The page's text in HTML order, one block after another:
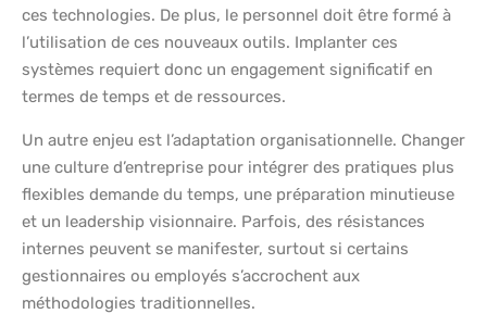
ces technologies. De plus, le personnel doit être formé à
l’utilisation de ces nouveaux outils. Implanter ces
systèmes requiert donc un engagement significatif en
termes de temps et de ressources.
Un autre enjeu est l’adaptation organisationnelle. Changer
une culture d’entreprise pour intégrer des pratiques plus
flexibles demande du temps, une préparation minutieuse
et un leadership visionnaire. Parfois, des résistances
internes peuvent se manifester, surtout si certains
gestionnaires ou employés s’accrochent aux
méthodologies traditionnelles.